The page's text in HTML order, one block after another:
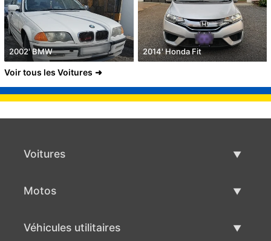
2002' BMW 2014' Honda Fit
Voir tous les Voitures
Voitures
Motos
Véhicules utilitaires